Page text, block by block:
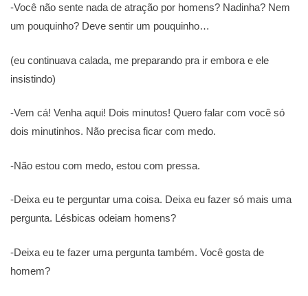
-Você não sente nada de atração por homens? Nadinha? Nem
um pouquinho? Deve sentir um pouquinho…
(eu continuava calada, me preparando pra ir embora e ele
insistindo)
-Vem cá! Venha aqui! Dois minutos! Quero falar com você só
dois minutinhos. Não precisa ficar com medo.
-Não estou com medo, estou com pressa.
-Deixa eu te perguntar uma coisa. Deixa eu fazer só mais uma
pergunta. Lésbicas odeiam homens?
-Deixa eu te fazer uma pergunta também. Você gosta de
homem?